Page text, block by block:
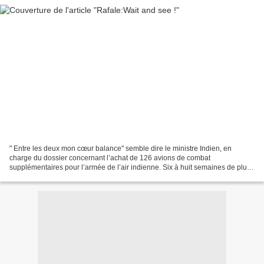
" Entre les deux mon cœur balance" semble dire le ministre Indien, en
charge du dossier concernant l’achat de 126 avions de combat
supplémentaires pour l’armée de l’air indienne. Six à huit semaines de plus